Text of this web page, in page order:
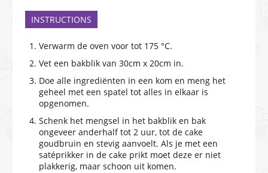
INSTRUCTIONS
Verwarm de oven voor tot 175 °C.
Vet een bakblik van 30cm x 20cm in.
Doe alle ingrediënten in een kom en meng het
geheel met een spatel tot alles in elkaar is
opgenomen.
Schenk het mengsel in het bakblik en bak
ongeveer anderhalf tot 2 uur, tot de cake
goudbruin en stevig aanvoelt. Als je met een
satéprikker in de cake prikt moet deze er niet
plakkerig, maar schoon uit komen.